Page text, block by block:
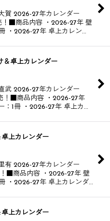
賀 2026-27年カレンダー​
！​ ■商品内容 ・2026-27年 壁
・2026-27年 卓上カレン…
＆卓上カレンダー
武 2026-27年カレンダー​
！​ ■商品内容 ・2026-27年
：1冊 ・2026-27年 卓上カ…
上カレンダー
有 2026-27年カレンダー​
■商品内容 ・2026-27年 壁
・2026-27年 卓上カレンダ…
上カレンダー